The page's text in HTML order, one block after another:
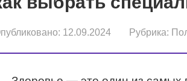
12.09.2024 Рубрика: